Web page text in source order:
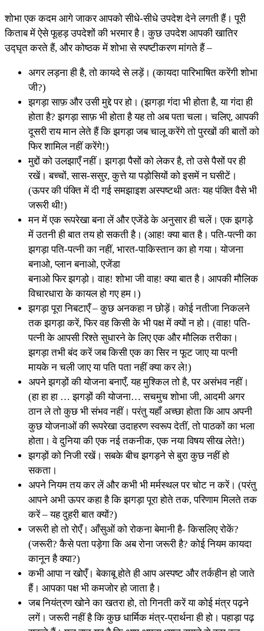
शोभा एक कदम आगे जाकर आपको सीधे-सीधे उपदेश देने लगती हैं। पूरी
किताब में ऐसे फूहड़ उपदेशों की भरमार है। कुछ उपदेश आपकी खातिर
उद्घृत करते हैं, और कोष्ठक में शोभा से स्पष्टीकरण मांगते हैं –
अगर लड़ना ही है, तो कायदे से लड़ें। (कायदा पारिभाषित करेंगी शोभा
जी?)
झगड़ा साफ़ और उसी मुद्दे पर हो। (झगड़ा गंदा भी होता है, या गंदा ही
होता है? झगड़ा साफ़ भी होता है यह तो अब पता चला। चलिए, आपकी
दूसरी राय मान लेते हैं कि झगड़ा जब चालू करेंगे तो पुरखों की बातों को
फिर शामिल नहीं करेंगे!)
मुद्दों को उलझाएँ नहीं। झगड़ा पैसों को लेकर है, तो उसे पैसों पर ही
रखें। बच्चों, सास-ससुर, कुत्ते या पड़ोसियों को इसमें न घसीटें।
(ऊपर की पंक्ति में दी गई समझाइश अस्पष्टथी अतः यह पंक्ति वैसे भी
जरूरी थी!)
मन में एक रूपरेखा बना लें और एजेंडे के अनुसार ही चलें। एक झगड़े
में उतनी ही बात तय हो सकती है। (आह! क्या बात है। पति-पत्नी का
झगड़ा पति-पत्नी का नहीं, भारत-पाकिस्तान का हो गया। योजना
बनाओ, प्लान बनाओ, एजेंडा
बनाओ फिर झगड़ो। वाह! शोभा जी वाह! क्या बात है। आपकी मौलिक
विचारधारा के कायल हो गए हम।)
झगड़ा पूरा निबटाएँ – कुछ अनकहा न छोड़ें। कोई नतीजा निकलने
तक झगड़ा करें, फिर वह किसी के भी पक्ष में क्यों न हो। (वाह! पति-
पत्नी के आपसी रिश्ते सुधारने के लिए एक और मौलिक तरीका।
झगड़ा तभी बंद करें जब किसी एक का सिर न फूट जाए या पत्नी
मायके न चली जाए या पति पता नहीं क्या कर ले!)
अपने झगड़ों की योजना बनाएँ, यह मुश्किल तो है, पर असंभव नहीं।
(हा हा हा … झगड़ों की योजना… सचमुच शोभा जी, आदमी अगर
ठान ले तो कुछ भी संभव नहीं। परंतु यहाँ अच्छा होता कि आप अपनी
कुछ योजनाओं की रूपरेखा उदाहरण स्वरूप देतीं, तो पाठकों का भला
होता। वे दुनिया की एक नई तकनीक, एक नया विषय सीख लेते!)
झगड़ों को निजी रखें। सबके बीच झगड़ने से बुरा कुछ नहीं हो
सकता।
अपने नियम तय कर लें और कभी भी मर्मस्थल पर चोट न करें। (परंतु
आपने अभी ऊपर कहा है कि झगड़ा पूरा होते तक, परिणाम मिलते तक
करें – यह दुहरी बात क्यों?)
जरूरी हो तो रोएँ। आँसुओं को रोकना बेमानी है- किसलिए रोकें?
(जरूरी? कैसे पता पड़ेगा कि अब रोना जरूरी है? कोई नियम कायदा
कानून है क्या?)
कभी आपा न खोएँ। बेकाबू होते ही आप अस्पष्ट और तर्कहीन हो जाते
हैं। आपका पक्ष भी कमजोर हो जाता है।
जब नियंत्रण खोने का खतरा हो, तो गिनती करें या कोई मंत्र पढ़ने
लगें। जरूरी नहीं है कि कुछ धार्मिक मंत्र-प्रार्थना ही हो। पहाड़ा पढ़